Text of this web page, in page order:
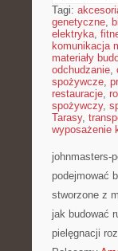
Tagi:
genetyczne,
elektryka,
komunikacja
materiały
odchudzanie,
spożywcze,
restauracje,
spożywczy,
Tarasy,
wyposażenie
johnmasters-
podejmować
stworzone z
jak budować
pielęgnacji